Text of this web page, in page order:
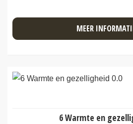
MEER
6 Warmte en